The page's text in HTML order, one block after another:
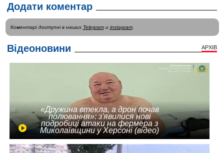
Додати коментар
Коментарі доступні в наших Telegramи instagram.
Відеоновини АРХІВ
«Дружина втекла, а дрон почав
полювання»: з'явилися нові
подробиці атаки на фермера з
Миколаївщини у Херсоні (відео)